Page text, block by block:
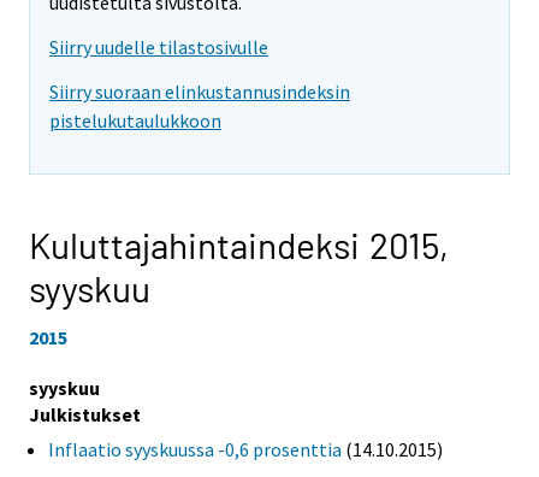
Siirry uudelle tilastosivulle
Siirry suoraan elinkustannusindeksin
pistelukutaulukkoon
Kuluttajahintaindeksi 2015,
syyskuu
2015
syyskuu
Julkistukset
Inflaatio syyskuussa -0,6 prosenttia (14.10.2015)